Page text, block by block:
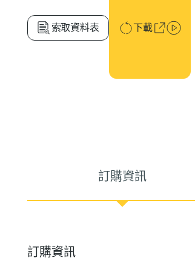
索取資料表 下載
訂購資訊
訂購資訊